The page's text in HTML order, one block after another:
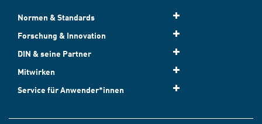
Normen & Standards
Forschung & Innovation
DIN & seine Partner
Mitwirken
Service für Anwender*innen